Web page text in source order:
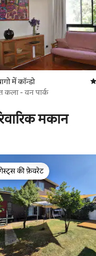
101 समीक्षाएँ
में कॉन्डो
कला - वन पार्क
मकान
का टॉप फ़ेवरेट
की फ़ेवरेट